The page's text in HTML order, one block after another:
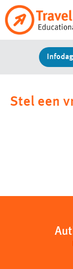
Ga
naar
Stel een